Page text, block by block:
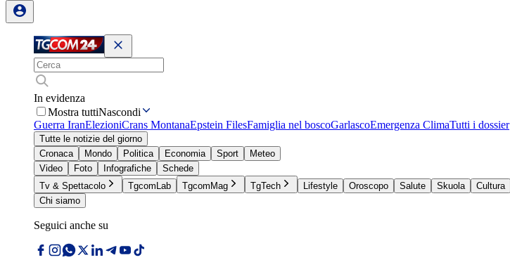
In evidenza
Mostra tuttiNascondi
Guerra IranElezioniCrans MontanaEpstein FilesFamiglia nel boscoGarlascoEmergenza ClimaTutti i dossier
Tutte le notizie del giorno
Cronaca
Mondo Politica Economia Sport
Meteo
Video
Foto Infografiche
Schede
Tv & Spettacolo
TgcomLab TgcomMag TgTech Lifestyle Oroscopo Salute Skuola Cultura
Chi siamo
Seguici anche su